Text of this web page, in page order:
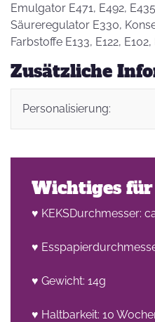
Emulgator E471, E492,
Säureregulator E330,
Farbstoffe E133, E122, E102,
Zusätzliche
Personalisierung:
Wichtiges
♥ KEKSDurchmesser:
♥
♥ Gewicht: 14g
♥ Haltbarkeit: 10